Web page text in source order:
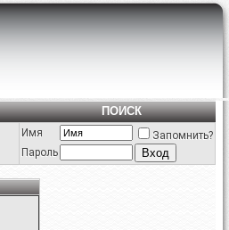
ПОИСК
Имя
Запомнить?
Пароль